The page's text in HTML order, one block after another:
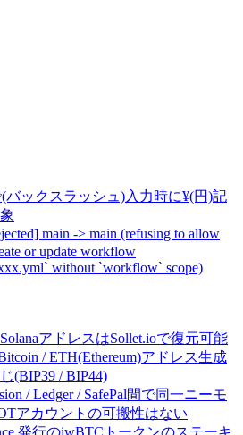
バックスラッシュ)入力時に¥(円)記
main -> main (refusing to allow
or update workflow
without `workflow` scope)
アドレスはSollet.ioで復元可能
/ ETH(Ethereum)アドレス生成
(BIP39 / BIP44)
/ Ledger / SafePal間で同一ニーモ
アカウントの可搬性はない
発行のiwBTCトークンのステーキ